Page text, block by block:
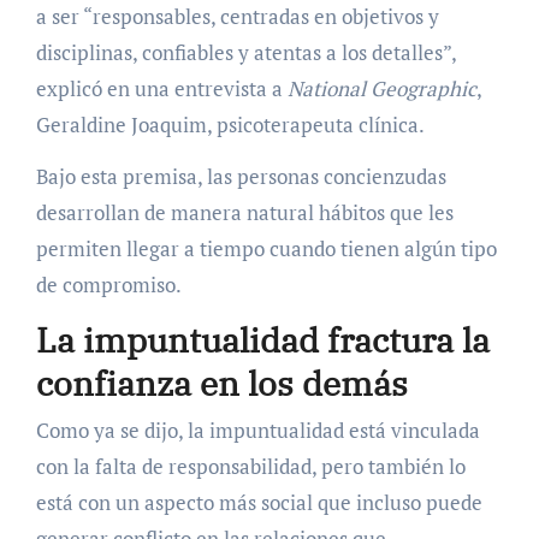
a ser “responsables, centradas en objetivos y
disciplinas, confiables y atentas a los detalles”,
explicó en una entrevista a National Geographic,
Geraldine Joaquim, psicoterapeuta clínica.
Bajo esta premisa, las personas concienzudas
desarrollan de manera natural hábitos que les
permiten llegar a tiempo cuando tienen algún tipo
de compromiso.
La impuntualidad fractura la
confianza en los demás
Como ya se dijo, la impuntualidad está vinculada
con la falta de responsabilidad, pero también lo
está con un aspecto más social que incluso puede